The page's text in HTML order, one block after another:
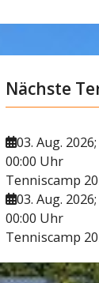
Nächste
03. Aug. 2026;
00:00 Uhr
Tenniscamp
03. Aug. 2026;
00:00 Uhr
Tenniscamp